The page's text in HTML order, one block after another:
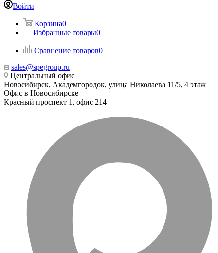
Войти
Корзина0
Избранные товары0
Сравнение товаров0
sales@spegroup.ru
Центральный офис
Новосибирск, Академгородок, улица Николаева 11/5, 4 этаж
Офис в Новосибирске
Красный проспект 1, офис 214